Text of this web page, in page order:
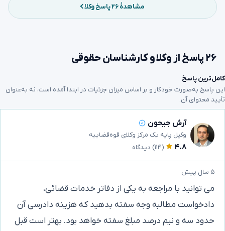
مشاهدهٔ ۲۶ پاسخ وکلا
۲۶ پاسخ از وکلا و کارشناسان حقوقی
کامل‌ترین پاسخ
این پاسخ به‌صورت خودکار و بر اساس میزان جزئیات در ابتدا آمده است، نه به‌عنوان
تأیید محتوای آن.
آرش جیحون
وکیل پایه یک مرکز وکلای قوه‌قضاییه
۴.۸ (۱۱۴) دیدگاه
۵ سال پیش
می توانید با مراجعه به یکی از دفاتر خدمات قضائی،
دادخواست مطالبه وجه سفته بدهید که هزینه دادرسی آن
حدود سه و نیم درصد مبلغ سفته خواهد بود. بهتر است قبل